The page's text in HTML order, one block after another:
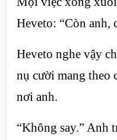
Heveto: “Còn anh,
Heveto nghe vậy
nụ cười mang theo
nơi anh.
“Không say.” Anh